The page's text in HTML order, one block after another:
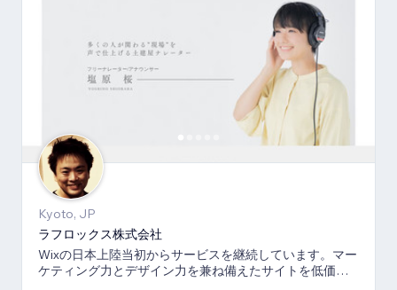
Kyoto, JP
ラフロックス株式会社
Wixの日本上陸当初からサービスを継続しています。マー
ケティング力とデザイン力を兼ね備えたサイトを低価格